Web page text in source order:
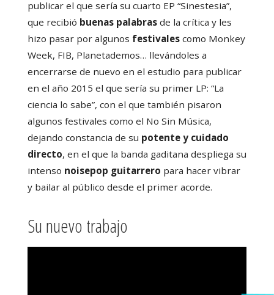
publicar el que sería su cuarto EP “Sinestesia”,
que recibió buenas palabrasde la crítica y les
hizo pasar por algunos festivalescomo Monkey
Week, FIB, Planetademos… llevándoles a
encerrarse de nuevo en el estudio para publicar
en el año 2015 el que sería su primer LP: “La
ciencia lo sabe”, con el que también pisaron
algunos festivales como el No Sin Música,
dejando constancia de su potente y cuidado
directo, en el que la banda gaditana despliega su
intenso noisepop guitarrero para hacer vibrar
y bailar al público desde el primer acorde.
Su nuevo trabajo